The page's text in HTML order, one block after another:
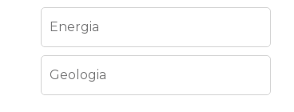
Energia
Geologia